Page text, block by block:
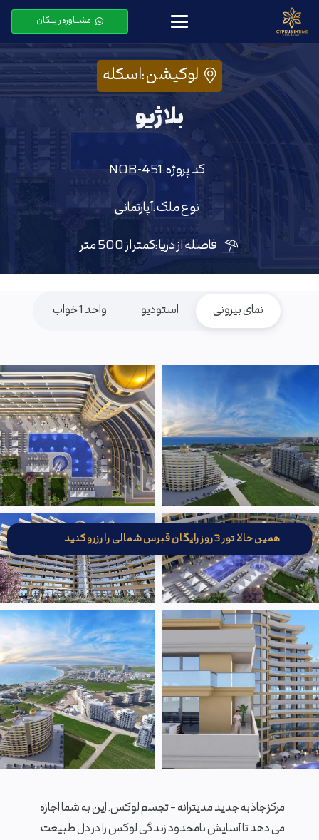
مشـــاوره رایـــگان
لوکیشن :اسکله
بلاژیو
کد پروژه :NOB-451
نوع ملک :آپارتمانی
فاصله از دریا :کمتر از 500 متر
نمای بیرونی استودیو واحد 1 خواب
مرکز جاذبه جدید مدیترانه – تجسم لوکس. این به شما اجازه
می دهد تا آسایش نامحدود زندگی لوکس را در دل طبیعت
همین حالا تور 3 روز رایگان قبرس شمالی را رزرو کنید